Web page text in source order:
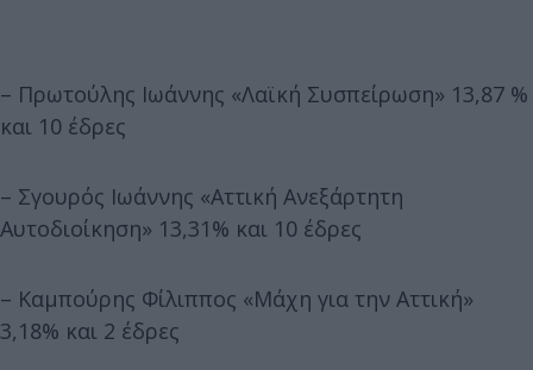
– Πρωτούλης Ιωάννης «Λαϊκή Συσπείρωση» 13,87 %
και 10 έδρες
– Σγουρός Ιωάννης «Αττική Ανεξάρτητη
Αυτοδιοίκηση» 13,31% και 10 έδρες
– Καμπούρης Φίλιππος «Μάχη για την Αττική»
3,18% και 2 έδρες